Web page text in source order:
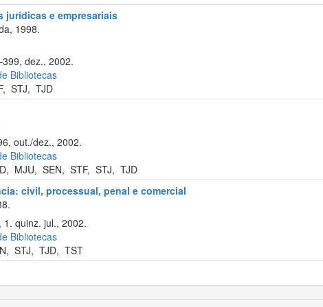
jurídicas e empresariais
1998.
dez., 2002.
Bibliotecas
, STJ, TJD
out./dez., 2002.
Bibliotecas
, MJU, SEN, STF, STJ, TJD
civil, processual, penal e comercial
quinz. jul., 2002.
Bibliotecas
, STJ, TJD, TST